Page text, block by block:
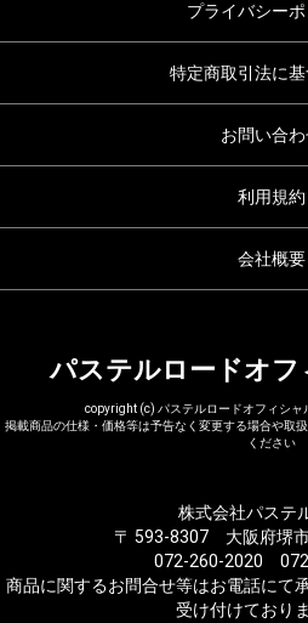
プライバシー
特定商取引法に
お問い合
利用規約
会社概要
パステルロードオフ
copyright (c) パステルロードオフィシャ
掲載商品の仕様・価格等は予告なく変更する場合や取
ください
株式会社パステ
〒 593-8307 大阪府堺
072-260-2020
商品に関するお問合せ等はお電話にて
受け付けており